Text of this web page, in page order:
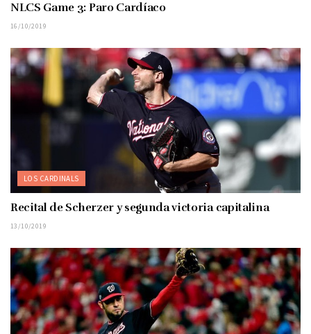
NLCS Game 3: Paro Cardíaco
16/10/2019
LOS CARDINALS
Recital de Scherzer y segunda victoria capitalina
13/10/2019